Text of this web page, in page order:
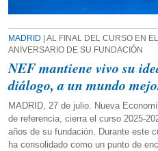
MADRID | AL FINAL DEL CURSO EN
ANIVERSARIO DE SU FUNDACIÓN
NEF mantiene vivo su
diálogo, a un mundo
MADRID, 27 de julio. Nueva
de referencia, cierra el curso 2025-
años de su fundación. Durante este
ha consolidado como un punto de